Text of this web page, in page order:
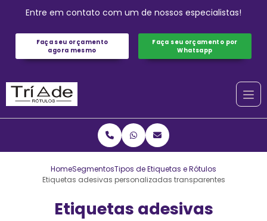
Entre em contato com um de nossos especialistas!
Faça seu orçamento
agora mesmo
Faça seu orçamento por
Whatsapp
HomeSegmentosTipos de Etiquetas e Rótulos
Etiquetas adesivas personalizadas transparentes
Etiquetas adesivas